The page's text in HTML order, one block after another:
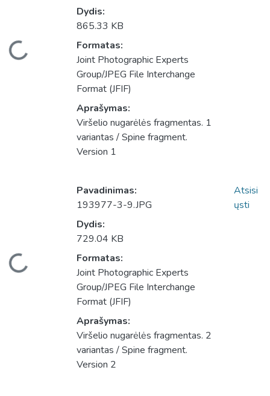
Dydis:
865.33 KB
Formatas:
Joint Photographic Experts
Group/JPEG File Interchange
Format (JFIF)
Aprašymas:
Viršelio nugarėlės fragmentas. 1
variantas / Spine fragment.
Version 1
Pavadinimas:
193977-3-9.JPG
Dydis:
729.04 KB
Formatas:
Joint Photographic Experts
Group/JPEG File Interchange
Format (JFIF)
Aprašymas:
Viršelio nugarėlės fragmentas. 2
variantas / Spine fragment.
Version 2
Atsisi
ųsti